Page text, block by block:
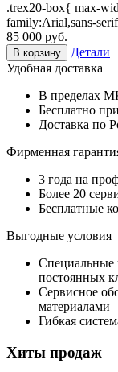
.trex20-box{ max-
family:Arial,sans-
85 000 руб.
В корзину
Детали
Удобная доставка
В пределах
Бесплатно
Доставка по
Фирменная
3 года на
Более 20
Бесплатные
Выгодные условия
Специальные
постоянных
Сервисное
материалами
Гибкая
Хиты продаж